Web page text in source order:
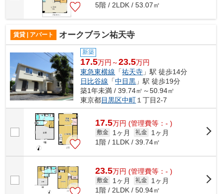
5階 / 2LDK / 53.07㎡
賃貸 | アパート オークブラン祐天寺
新築
17.5万円～23.5万円
東急東横線 「祐天寺 」駅 徒歩14分
日比谷線 「中目黒 」駅 徒歩19分
築1年未満 / 39.74㎡～50.94㎡
東京都目黒区中町 １丁目2-7
17.5万円 (管理費等：- )
敷金 1ヶ月 礼金
1ヶ月
1階 / 1LDK / 39.74㎡
23.5万円 (管理費等：- )
敷金 1ヶ月 礼金
1ヶ月
1階 / 2LDK / 50.94㎡